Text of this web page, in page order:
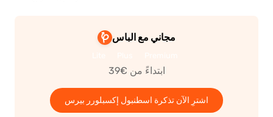
مجاني مع الباس
ابتداءً من €39
اشترِ الآن تذكرة اسطنبول إكسبلورر بيرس